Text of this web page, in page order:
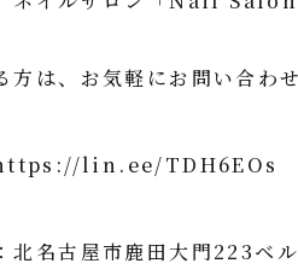
方は、お気軽にお問い合わ
lin.ee/TDH6EOs
北名古屋市鹿田大門223ベ